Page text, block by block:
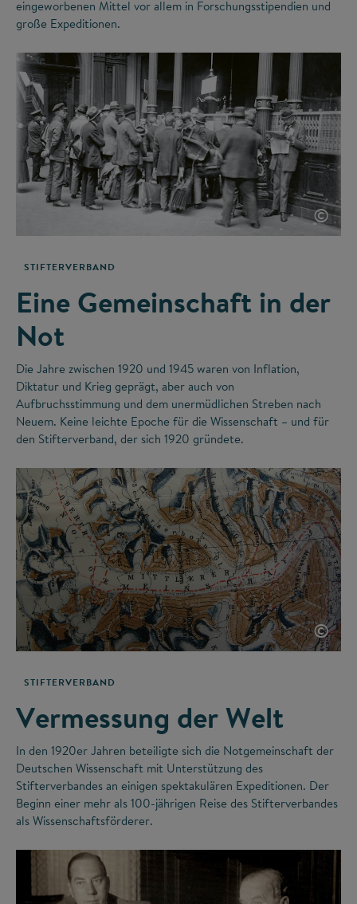
eingeworbenen Mittel vor allem in Forschungsstipendien und
große Expeditionen.
©
STIFTERVERBAND
Eine Gemeinschaft in der
Not
Die Jahre zwischen 1920 und 1945 waren von Inflation,
Diktatur und Krieg geprägt, aber auch von
Aufbruchsstimmung und dem unermüdlichen Streben nach
Neuem. Keine leichte Epoche für die Wissenschaft – und für
den Stifterverband, der sich 1920 gründete.
©
STIFTERVERBAND
Vermessung der Welt
In den 1920er Jahren beteiligte sich die Notgemeinschaft der
Deutschen Wissenschaft mit Unterstützung des
Stifterverbandes an einigen spektakulären Expeditionen. Der
Beginn einer mehr als 100-jährigen Reise des Stifterverbandes
als Wissenschaftsförderer.